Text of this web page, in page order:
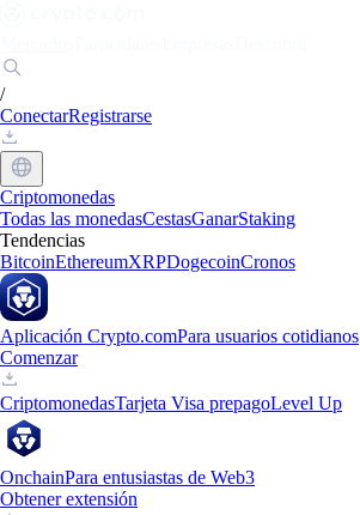
/
ConectarRegistrarse
Criptomonedas
Todas las monedasCestasGanarStaking
Tendencias
BitcoinEthereumXRPDogecoinCronos
Aplicación Crypto.comPara usuarios cotidianos
Comenzar
CriptomonedasTarjeta Visa prepagoLevel Up
OnchainPara entusiastas de Web3
Obtener extensión